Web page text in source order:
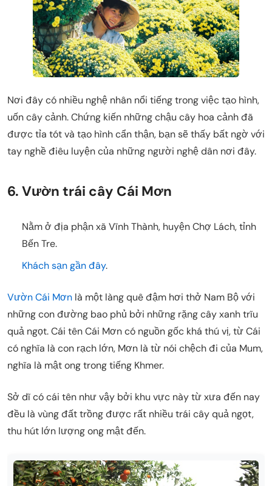
Nơi đây có nhiều nghệ nhân nổi tiếng trong việc tạo hình,
uốn cây cảnh. Chứng kiến những chậu cây hoa cảnh đã
được tỉa tót và tạo hình cẩn thận, bạn sẽ thấy bất ngờ với
tay nghề điêu luyện của những người nghệ dân nơi đây.
6. Vườn trái cây Cái Mơn
Nằm ở địa phận xã Vĩnh Thành, huyện Chợ Lách, tỉnh
Bến Tre.
Khách sạn gần đây.
Vườn Cái Mơn là một làng quê đậm hơi thở Nam Bộ với
những con đường bao phủ bởi những rặng cây xanh trĩu
quả ngọt. Cái tên Cái Mơn có nguồn gốc khá thú vị, từ Cái
có nghĩa là con rạch lớn, Mơn là từ nói chệch đi của Mum,
nghĩa là mật ong trong tiếng Khmer.
Sở dĩ có cái tên như vậy bởi khu vực này từ xưa đến nay
đều là vùng đất trồng được rất nhiều trái cây quả ngọt,
thu hút lớn lượng ong mật đến.